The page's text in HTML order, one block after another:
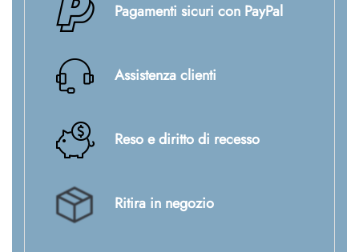
Pagamenti sicuri con PayPal
Assistenza clienti
Reso e diritto di recesso
Ritira in negozio